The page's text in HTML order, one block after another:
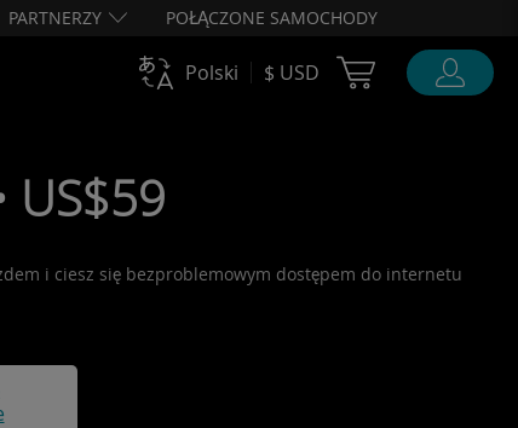
PARTNERZY POŁĄCZONE SAMOCHODY
Polski $ USD Cart Ubigi
US$59
i ciesz się bezproblemowym dostępem do internetu